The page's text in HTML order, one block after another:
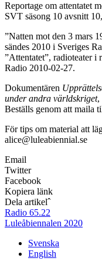
Reportage om attentatet
SVT säsong 10 avsnitt
”Natten mot den 3 mars
sändes 2010 i Sveriges
”Attentatet”, radioteater i
Radio 2010-02-27.
Dokumentären
under andra världskriget,
Beställs genom att maila
För tips om material att
alice@luleabiennial.se
Email
Twitter
Facebook
Kopiera länk
Dela artikelˆ
Radio 65.22
Luleåbiennalen 2020
Svenska
English